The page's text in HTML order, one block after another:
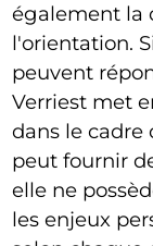
également la
l'orientation.
peuvent
Verriest met
dans le cadre
peut fournir
elle ne
les enjeux